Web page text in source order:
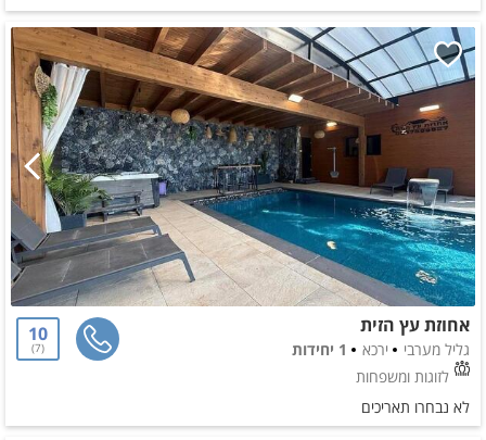
אחוזת עץ הזית
גליל מערבי ירכא
1 יחידות
לזוגות ומשפחות
10
7
לא נבחרו תאריכים